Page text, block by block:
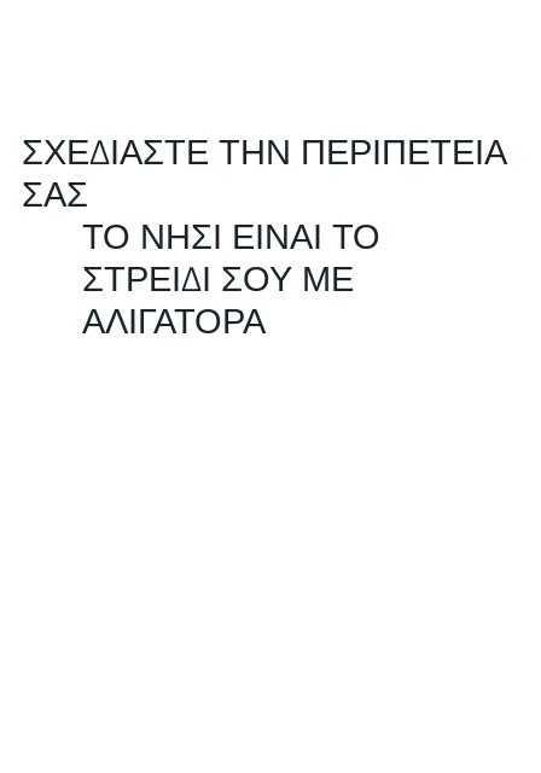
ΣΧΕΔΙΑΣΤΕ ΤΗΝ ΠΕΡΙΠΕΤΕΙΑ
ΣΑΣ
ΤΟ ΝΗΣΙ ΕΙΝΑΙ ΤΟ
ΣΤΡΕΙΔΙ ΣΟΥ ΜΕ
ΑΛΙΓΑΤΟΡΑ